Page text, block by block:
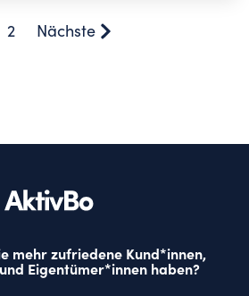
2 Nächste
mehr zufriedene Kund*innen,
Eigentümer*innen haben?